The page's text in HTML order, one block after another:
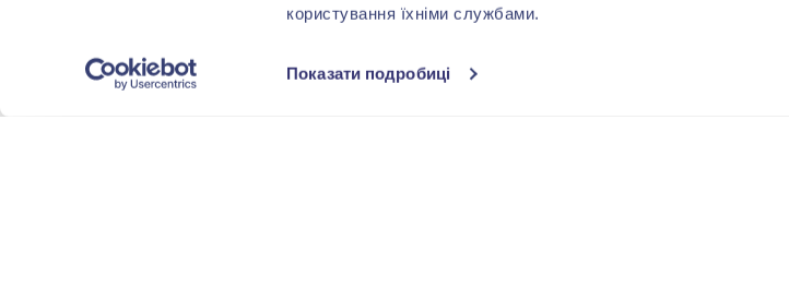
користування їхніми службами.
Показати подробиці
ОГРАНОВУВАННЯ